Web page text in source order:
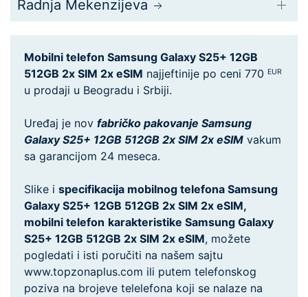
Radnja Mekenzijeva
Mobilni telefon Samsung Galaxy S25+ 12GB
512GB 2x SIM 2x eSIM najjeftinije po ceni 770 EUR
u prodaji u Beogradu i Srbiji.
Uređaj je nov fabričko pakovanje Samsung
Galaxy S25+ 12GB 512GB 2x SIM 2x eSIM vakum
sa garancijom 24 meseca.
Slike i specifikacija mobilnog telefona Samsung
Galaxy S25+ 12GB 512GB 2x SIM 2x eSIM,
mobilni telefon karakteristike Samsung Galaxy
S25+ 12GB 512GB 2x SIM 2x eSIM, možete
pogledati i isti poručiti na našem sajtu
www.topzonaplus.com ili putem telefonskog
poziva na brojeve telelefona koji se nalaze na